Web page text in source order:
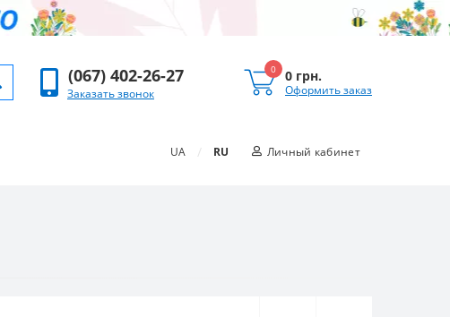
(067) 402-26-27
Заказать звонок
0 0 грн.
Оформить заказ
UA / RU Личный кабинет